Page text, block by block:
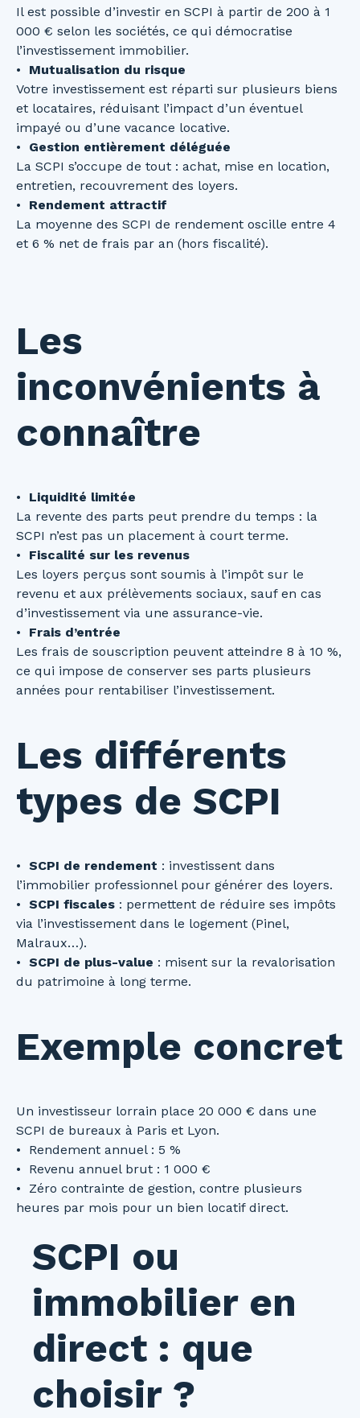
Il est possible d’investir en SCPI à partir de 200 à 1
000 € selon les sociétés, ce qui démocratise
l’investissement immobilier.
Mutualisation du risque
Votre investissement est réparti sur plusieurs biens
et locataires, réduisant l’impact d’un éventuel
impayé ou d’une vacance locative.
Gestion entièrement déléguée
La SCPI s’occupe de tout : achat, mise en location,
entretien, recouvrement des loyers.
Rendement attractif
La moyenne des SCPI de rendement oscille entre 4
et 6 % net de frais par an (hors fiscalité).
Les
inconvénients à
connaître
Liquidité limitée
La revente des parts peut prendre du temps : la
SCPI n’est pas un placement à court terme.
Fiscalité sur les revenus
Les loyers perçus sont soumis à l’impôt sur le
revenu et aux prélèvements sociaux, sauf en cas
d’investissement via une assurance-vie.
Frais d’entrée
Les frais de souscription peuvent atteindre 8 à 10 %,
ce qui impose de conserver ses parts plusieurs
années pour rentabiliser l’investissement.
Les différents
types de SCPI
SCPI de rendement : investissent dans
l’immobilier professionnel pour générer des loyers.
SCPI fiscales : permettent de réduire ses impôts
via l’investissement dans le logement (Pinel,
Malraux…).
SCPI de plus-value : misent sur la revalorisation
du patrimoine à long terme.
Exemple concret
Un investisseur lorrain place 20 000 € dans une
SCPI de bureaux à Paris et Lyon.
Rendement annuel : 5 %
Revenu annuel brut : 1 000 €
Zéro contrainte de gestion, contre plusieurs
heures par mois pour un bien locatif direct.
SCPI ou
immobilier en
direct : que
choisir ?